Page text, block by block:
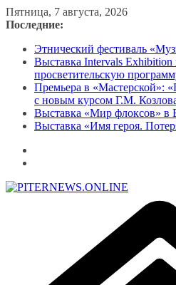
Перейти
к
Пятница, 7 августа, 2026
Последние:
Этнический фестиваль
Выставка Intervals Exhibition
просветительскую
Премьера в «Мастерской»:
с новым курсом Г.М.
Выставка «Мир флоксов» в
Выставка «Имя героя.